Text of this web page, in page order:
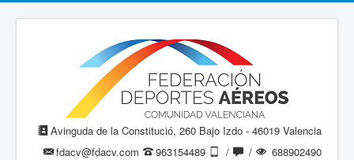
Avinguda de la Constitució, 260 Bajo Izdo - 46019 Valencia
fdacv@fdacv.com
963154489 / /
688902490